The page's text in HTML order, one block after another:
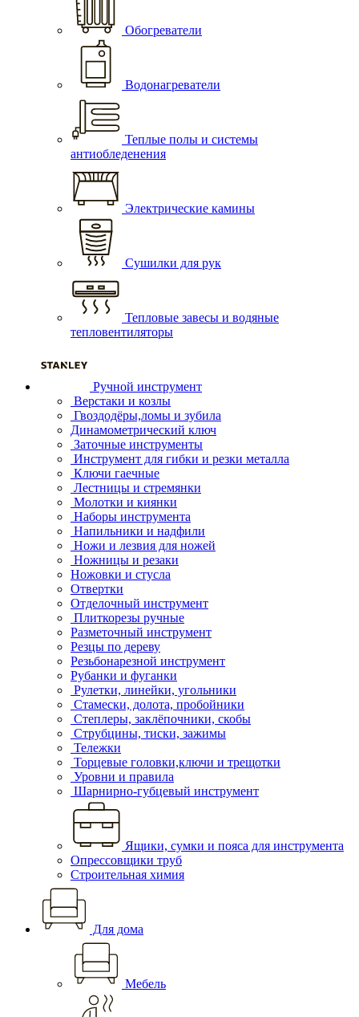
Обогреватели
Водонагреватели
Теплые полы и системы
антиобледенения
Электрические камины
Сушилки для рук
Тепловые завесы и водяные
тепловентиляторы
Ручной инструмент
Верстаки и козлы
Гвоздодёры,ломы и зубила
Динамометрический ключ
Заточные инструменты
Инструмент для гибки и резки металла
Ключи гаечные
Лестницы и стремянки
Молотки и киянки
Наборы инструмента
Напильники и надфили
Ножи и лезвия для ножей
Ножницы и резаки
Ножовки и стусла
Отвертки
Отделочный инструмент
Плиткорезы ручные
Разметочный инструмент
Резцы по дереву
Резьбонарезной инструмент
Рубанки и фуганки
Рулетки, линейки, угольники
Стамески, долота, пробойники
Степлеры, заклёпочники, скобы
Струбцины, тиски, зажимы
Тележки
Торцевые головки,ключи и трещотки
Уровни и правила
Шарнирно-губцевый инструмент
Ящики, сумки и пояса для инструмента
Опрессовщики труб
Строительная химия
Для дома
Мебель